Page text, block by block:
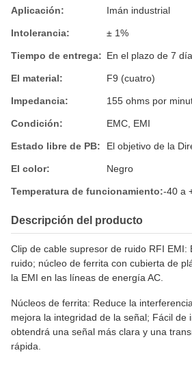
Aplicación: Imán industrial
Intolerancia: ± 1%
Tiempo de entrega: En el plazo de 7
El material: F9 (cuatro)
Impedancia: 155 ohms por
Condición: EMC, EMI
Estado libre de PB: El objetivo de la
El color: Negro
Temperatura de funcionamiento:-40 a
Descripción del producto
Clip de cable supresor de ruido RFI EMI:
ruido; núcleo de ferrita con cubierta de
la EMI en las líneas de energía AC.
Núcleos de ferrita: Reduce la
mejora la integridad de la señal; Fácil de
obtendrá una señal más clara y una
rápida.